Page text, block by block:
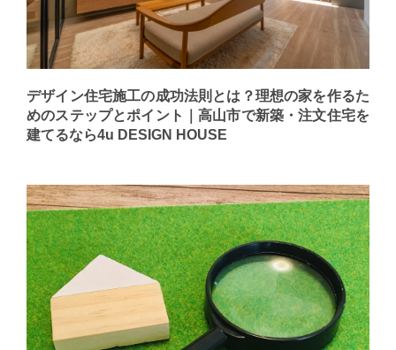
デザイン住宅施工の成功法則とは？理想の家を作るた
めのステップとポイント｜高山市で新築・注文住宅を
建てるなら4u DESIGN HOUSE